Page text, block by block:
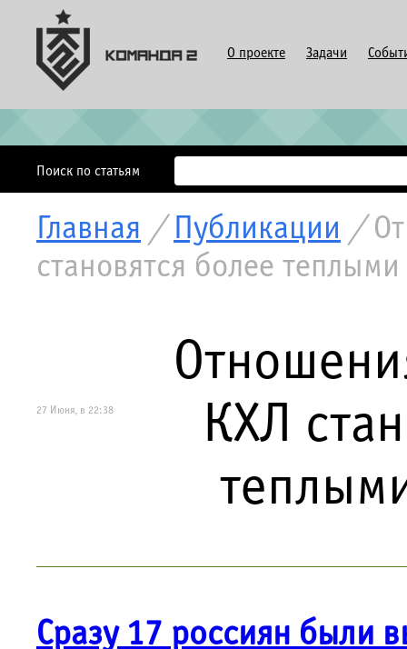
О проекте Задачи
Поиск по статьям
Главная / Публикации /
становятся более
27 Июня, в 22:38
КХЛ
Сразу 17 россиян были